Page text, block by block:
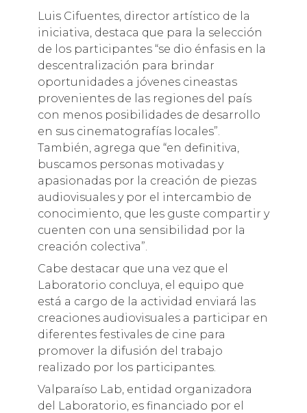
Luis Cifuentes, director artístico de la
iniciativa, destaca que para la selección
de los participantes “se dio énfasis en la
descentralización para brindar
oportunidades a jóvenes cineastas
provenientes de las regiones del país
con menos posibilidades de desarrollo
en sus cinematografías locales”.
También, agrega que “en definitiva,
buscamos personas motivadas y
apasionadas por la creación de piezas
audiovisuales y por el intercambio de
conocimiento, que les guste compartir y
cuenten con una sensibilidad por la
creación colectiva”.
Cabe destacar que una vez que el
Laboratorio concluya, el equipo que
está a cargo de la actividad enviará las
creaciones audiovisuales a participar en
diferentes festivales de cine para
promover la difusión del trabajo
realizado por los participantes.
Valparaíso Lab, entidad organizadora
del Laboratorio, es financiado por el